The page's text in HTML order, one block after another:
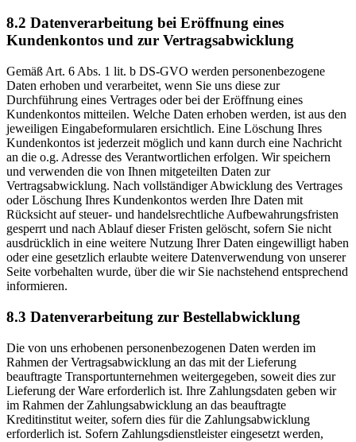
8.2 Datenverarbeitung bei Eröffnung eines
Kundenkontos und zur Vertragsabwicklung
Gemäß Art. 6 Abs. 1 lit. b DS-GVO werden personenbezogene
Daten erhoben und verarbeitet, wenn Sie uns diese zur
Durchführung eines Vertrages oder bei der Eröffnung eines
Kundenkontos mitteilen. Welche Daten erhoben werden, ist aus den
jeweiligen Eingabeformularen ersichtlich. Eine Löschung Ihres
Kundenkontos ist jederzeit möglich und kann durch eine Nachricht
an die o.g. Adresse des Verantwortlichen erfolgen. Wir speichern
und verwenden die von Ihnen mitgeteilten Daten zur
Vertragsabwicklung. Nach vollständiger Abwicklung des Vertrages
oder Löschung Ihres Kundenkontos werden Ihre Daten mit
Rücksicht auf steuer- und handelsrechtliche Aufbewahrungsfristen
gesperrt und nach Ablauf dieser Fristen gelöscht, sofern Sie nicht
ausdrücklich in eine weitere Nutzung Ihrer Daten eingewilligt haben
oder eine gesetzlich erlaubte weitere Datenverwendung von unserer
Seite vorbehalten wurde, über die wir Sie nachstehend entsprechend
informieren.
8.3 Datenverarbeitung zur Bestellabwicklung
Die von uns erhobenen personenbezogenen Daten werden im
Rahmen der Vertragsabwicklung an das mit der Lieferung
beauftragte Transportunternehmen weitergegeben, soweit dies zur
Lieferung der Ware erforderlich ist. Ihre Zahlungsdaten geben wir
im Rahmen der Zahlungsabwicklung an das beauftragte
Kreditinstitut weiter, sofern dies für die Zahlungsabwicklung
erforderlich ist. Sofern Zahlungsdienstleister eingesetzt werden,